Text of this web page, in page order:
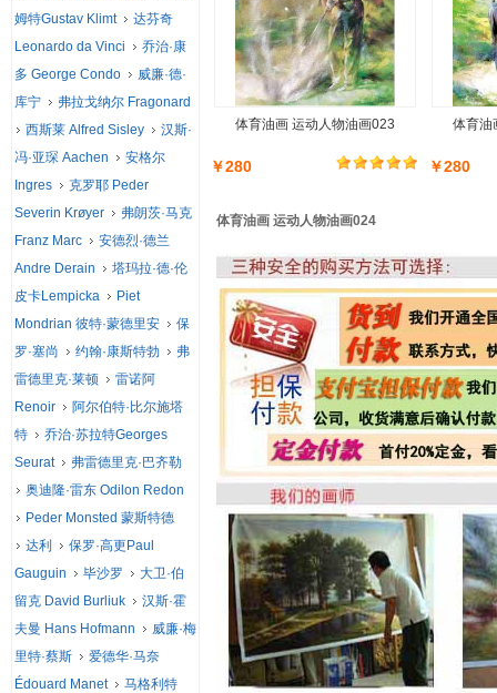
体育油画 运动人物油画023
￥280
体育油
￥280
体育油画 运动人物油画024
姆特Gustav Klimt
达芬奇
Leonardo da Vinci
乔治·康
多 George Condo
威廉·德·
库宁
弗拉戈纳尔 Fragonard
西斯莱 Alfred Sisley
汉斯·
冯·亚琛 Aachen
安格尔
Ingres
克罗耶 Peder
Severin Krøyer
弗朗茨·马克
Franz Marc
安德烈·德兰
Andre Derain
塔玛拉·德·伦
皮卡Lempicka
Piet
Mondrian 彼特·蒙德里安
保
罗·塞尚
约翰·康斯特勃
弗
雷德里克·莱顿
雷诺阿
Renoir
阿尔伯特·比尔施塔
特
乔治·苏拉特Georges
Seurat
弗雷德里克·巴齐勒
奥迪隆·雷东 Odilon Redon
Peder Monsted 蒙斯特德
达利
保罗·高更Paul
Gauguin
毕沙罗
大卫·伯
留克 David Burliuk
汉斯·霍
夫曼 Hans Hofmann
威廉·梅
里特·蔡斯
爱德华·马奈
Édouard Manet
马格利特